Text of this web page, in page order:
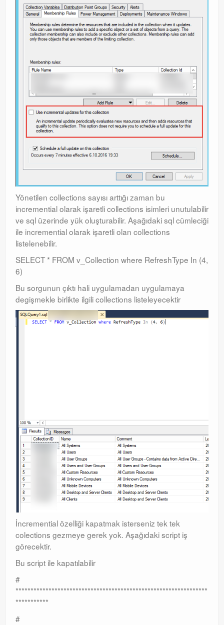
Yönetilen collections sayısı arttığı zaman bu
incremential olarak işaretli collections isimleri unutulabilir
ve sql üzerinde yük oluşturabilir. Aşağıdaki sql cümleciği
ile incremential olarak işaretli olan collections
listelenebilir.
SELECT * FROM v_Collection where RefreshType In (4,
6)
Bu sorgunun çıktı hali uygulamadan uygulamaya
degişmekle birlikte ilgili collections listeleyecektir
İncremential özelliği kapatmak isterseniz tek tek
colections gezmeye gerek yok. Aşağıdaki script iş
görecektir.
Bu script ile kapatılabilir
#
****************************************************************
***********
#